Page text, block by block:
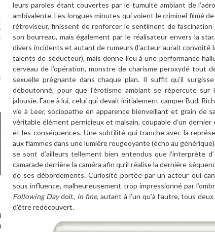
leurs paroles étant couvertes par le tumulte ambiant de l’aé
ambivalente. Les longues minutes qui voient le criminel filmé
rétroviseur, finissent de renforcer le sentiment de fascination
son bourreau, mais également par le réalisateur envers la
divers incidents et autant de rumeurs (l’acteur aurait convoité
talents de séducteur), mais donne lieu àune performance
cerveau de l’opération, monstre de charisme peroxydé tout
sexuelle prégnante dans chaque plan. Il suffit qu’il surgisse
déboutonné, pour que l’érotisme ambiant se répercute sur l
jalousie. Face àlui, celui qui devait initialement camper Bud,
vie à Leer, sociopathe en apparence bienveillant et grain de
véritable élément pernicieux et malsain, coupable d’un dernier
et les conséquences. Une subtilité qui tranche avec la
aux flammes dans une lumière rougeoyante (écho au gén
se sont d’ailleurs tellement bien entendus que l’interprète d’
camarade derrière la caméra afin qu’il réalise la dernière s
de ses débordements. Curiositéportée par un acteur qui
sous influence, malheureusement trop impressionné par l’
Following Daydoit, in fine, autant à l’un qu’à l’autre, tous
d’être redécouvert.